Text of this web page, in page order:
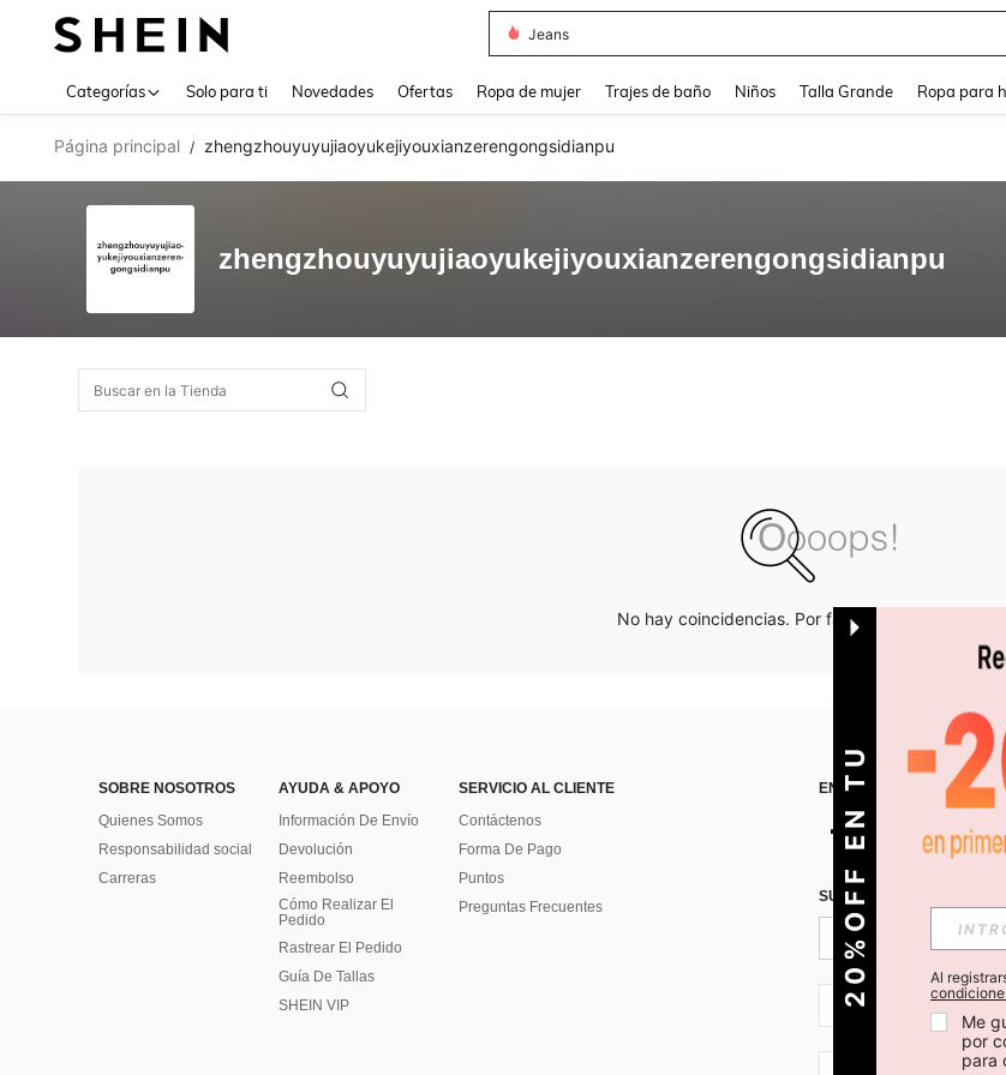
Jeans
Categorías Solo para ti Novedades Ofertas Ropa de mujer Trajes de baño Niños Talla Grande Ropa para
Página principal / zhengzhouyuyujiaoyukejiyouxianzerengongsidianpu
zhengzhouyuyujiaoyukejiyouxianzerengongsidianpu
No hay coincidencias. Por favor inténtalo de
SOBRE NOSOTROS
Quienes Somos
Responsabilidad social
Carreras
AYUDA & APOYO
Información De Envío
Devolución
Reembolso
Cómo Realizar El
Pedido
Rastrear El Pedido
Guía De Tallas
SHEIN VIP
SERVICIO AL CLIENTE
Contáctenos
Forma De Pago
Puntos
Preguntas Frecuentes
ENCUÉNTRANOS EN
SUSCRÍBETE PARA
CL + 56
2
0
%
O
F
F
E
N
T
U
P
R
I
M
E
R
P
E
D
I
D Al
Me
por
para